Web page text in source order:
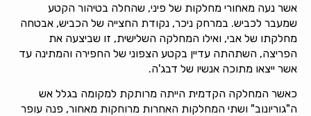
אשר נעה מאחורי מחלקות של פיני, שהחלה בטיהור הקטע
שמעבר לכביש. במרחק ניכר, נקודת החצייה של הכביש, אבטחה
מחלקתו של אבי, ואילו המחלקה השלישית, זו שביצעה את
הפריצה, השתהתה עדיין בקטע הצפוני של החפירה והמתינה עד
אשר ייצאו מתוכה אנשיו של דבג'ה.
כאשר המחלקה הקדמית הייתה מרותקת למקומה בגלל אש
ה"גוריונוב" ושתי המחלקות האחרות מרוחקות מאחור, פנה עופר